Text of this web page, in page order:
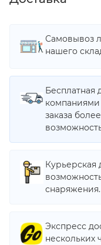
Самовывоз
нашего
Бесплатная
заказа
Курьерская
снаряжения.
Экспресс
нескольких